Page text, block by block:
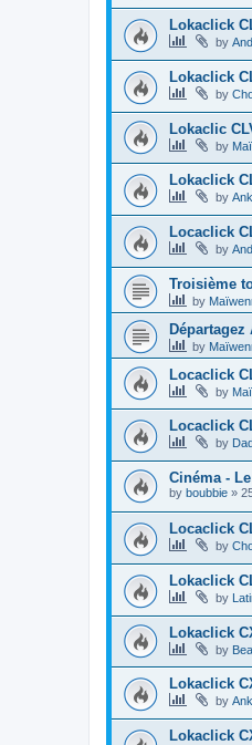
Lokaclick
by
Lokaclick
by
Lokaclic
by
Lokaclick
by
Locaclick
by
Troisième
by
Départagez
by
Locaclick
by
Locaclick
by
Cinéma -
by boubbie »
Locaclick
by
Lokaclick
by
Lokaclick
by
Lokaclick
by
Lokaclick